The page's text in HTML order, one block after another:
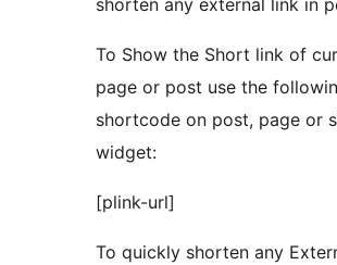
shorten any external link in
To Show the Short link of
page or post use the
shortcode on post, page or
widget:
[plink-url]
To quickly shorten any